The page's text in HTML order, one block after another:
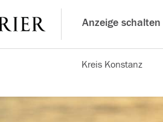
Anzeige schalten
Kreis Konstanz